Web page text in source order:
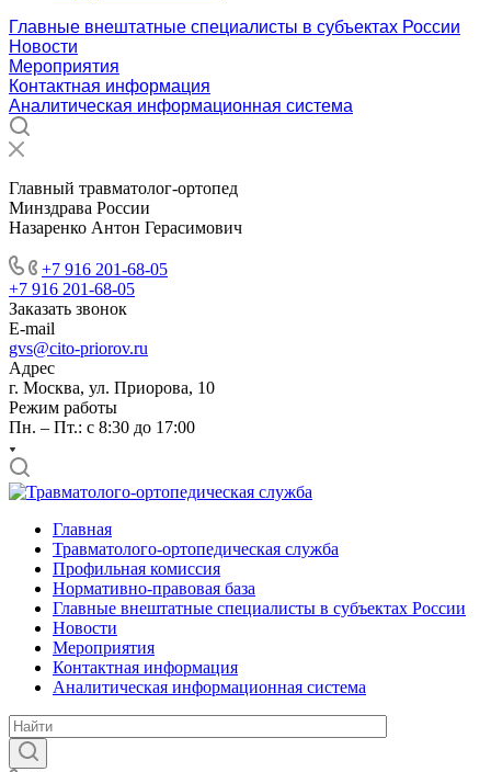
Главные внештатные специалисты в субъектах России
Новости
Мероприятия
Контактная информация
Аналитическая информационная система
Главный травматолог-ортопед
Минздрава России
Назаренко Антон Герасимович
+7 916 201-68-05
+7 916 201-68-05
Заказать звонок
E-mail
gvs@cito-priorov.ru
Адрес
г. Москва, ул. Приорова, 10
Режим работы
Пн. – Пт.: с 8:30 до 17:00
Главная
Травматолого-ортопедическая служба
Профильная комиссия
Нормативно-правовая база
Главные внештатные специалисты в субъектах России
Новости
Мероприятия
Контактная информация
Аналитическая информационная система